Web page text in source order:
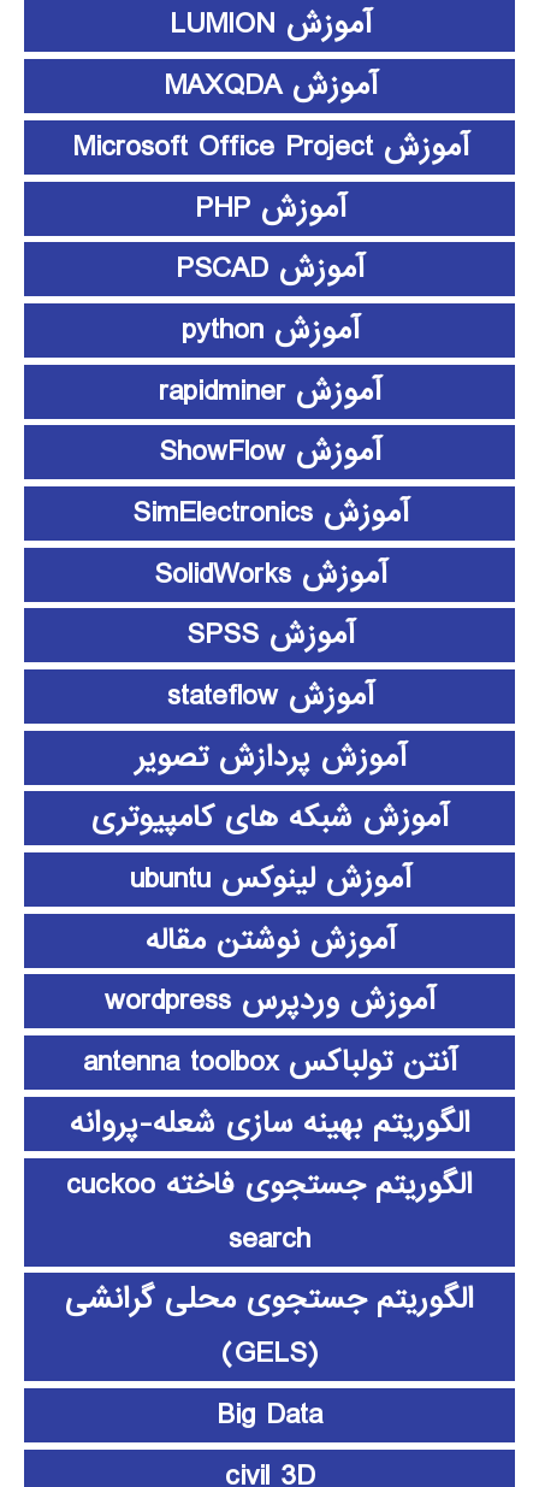
آموزش LUMION
آموزش MAXQDA
آموزش Microsoft Office Project
آموزش PHP
آموزش PSCAD
آموزش python
آموزش rapidminer
آموزش ShowFlow
آموزش SimElectronics
آموزش SolidWorks
آموزش SPSS
آموزش stateflow
آموزش پردازش تصویر
آموزش شبکه های کامپیوتری
آموزش لینوکس ubuntu
آموزش نوشتن مقاله
آموزش وردپرس wordpress
آنتن تولباکس antenna toolbox
الگوریتم بهینه سازی شعله-پروانه
الگوریتم جستجوی فاخته cuckoo
search
الگوریتم جستجوی محلی گرانشی
(GELS)
Big Data
civil 3D